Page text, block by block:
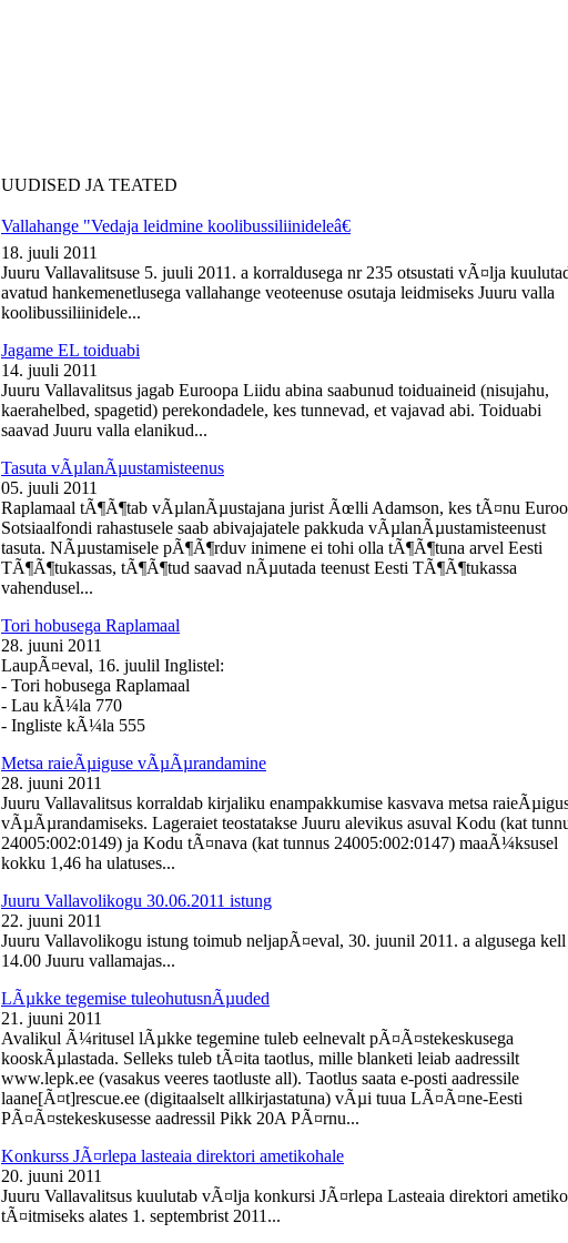
UUDISED JA TEATED
Vallahange "Vedaja leidmine koolibussiliinideleâ€
18. juuli 2011
Juuru Vallavalitsuse 5. juuli 2011. a korraldusega nr 235 otsustati vÃ¤lja
avatud hankemenetlusega vallahange veoteenuse osutaja leidmiseks Juuru valla
koolibussiliinidele...
Jagame EL toiduabi
14. juuli 2011
Juuru Vallavalitsus jagab Euroopa Liidu abina saabunud toiduaineid (nisujahu,
kaerahelbed, spagetid) perekondadele, kes tunnevad, et vajavad abi. Toiduabi
saavad Juuru valla elanikud...
Tasuta vÃµlanÃµustamisteenus
05. juuli 2011
Raplamaal tÃ¶Ã¶tab vÃµlanÃµustajana jurist Ãœlli Adamson, kes tÃ¤nu
Sotsiaalfondi rahastusele saab abivajajatele pakkuda vÃµlanÃµustamisteenust
tasuta. NÃµustamisele pÃ¶Ã¶rduv inimene ei tohi olla tÃ¶Ã¶tuna arvel Eesti
TÃ¶Ã¶tukassas, tÃ¶Ã¶tud saavad nÃµutada teenust Eesti TÃ¶Ã¶tukassa
vahendusel...
Tori hobusega Raplamaal
28. juuni 2011
LaupÃ¤eval, 16. juulil Inglistel:
- Tori hobusega Raplamaal
- Lau kÃ¼la 770
- Ingliste kÃ¼la 555
Metsa raieÃµiguse vÃµÃµrandamine
28. juuni 2011
Juuru Vallavalitsus korraldab kirjaliku enampakkumise kasvava metsa
vÃµÃµrandamiseks. Lageraiet teostatakse Juuru alevikus asuval Kodu (kat
24005:002:0149) ja Kodu tÃ¤nava (kat tunnus 24005:002:0147) maaÃ¼ksusel
kokku 1,46 ha ulatuses...
Juuru Vallavolikogu 30.06.2011 istung
22. juuni 2011
Juuru Vallavolikogu istung toimub neljapÃ¤eval, 30. juunil 2011. a algusega kell
14.00 Juuru vallamajas...
LÃµkke tegemise tuleohutusnÃµuded
21. juuni 2011
Avalikul Ã¼ritusel lÃµkke tegemine tuleb eelnevalt pÃ¤Ã¤stekeskusega
kooskÃµlastada. Selleks tuleb tÃ¤ita taotlus, mille blanketi leiab aadressilt
www.lepk.ee (vasakus veeres taotluste all). Taotlus saata e-posti aadressile
laane[Ã¤t]rescue.ee (digitaalselt allkirjastatuna) vÃµi tuua LÃ¤Ã¤ne-Eesti
PÃ¤Ã¤stekeskusesse aadressil Pikk 20A PÃ¤rnu...
Konkurss JÃ¤rlepa lasteaia direktori ametikohale
20. juuni 2011
Juuru Vallavalitsus kuulutab vÃ¤lja konkursi JÃ¤rlepa Lasteaia direktori
tÃ¤itmiseks alates 1. septembrist 2011...